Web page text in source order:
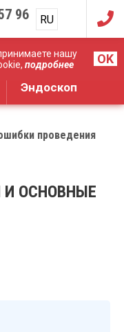
нашу
подробнее OK
96 RU
UA
оборудования
Эндоскоп
проведения
И ОСНОВНЫЕ